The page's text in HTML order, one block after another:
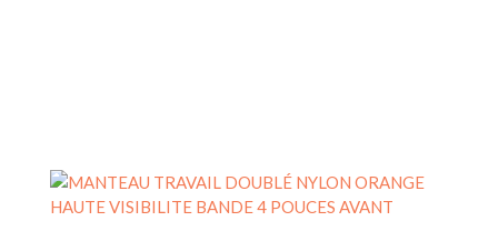
être
choisies
sur